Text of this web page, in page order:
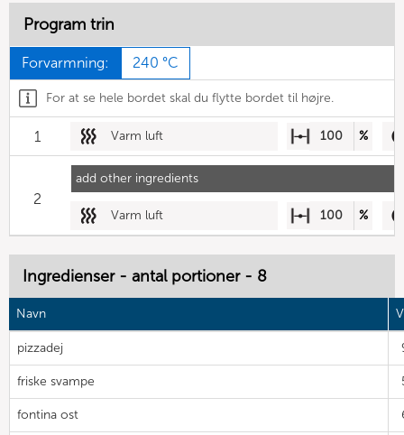
Program trin
Forvarmning: 240 °C
For at se hele bordet skal du flytte bordet til højre.
1 Varm luft 100 %
add other ingredients
2
Varm luft 100 %
Ingredienser - antal portioner - 8
Navn
pizzadej
friske svampe
fontina ost